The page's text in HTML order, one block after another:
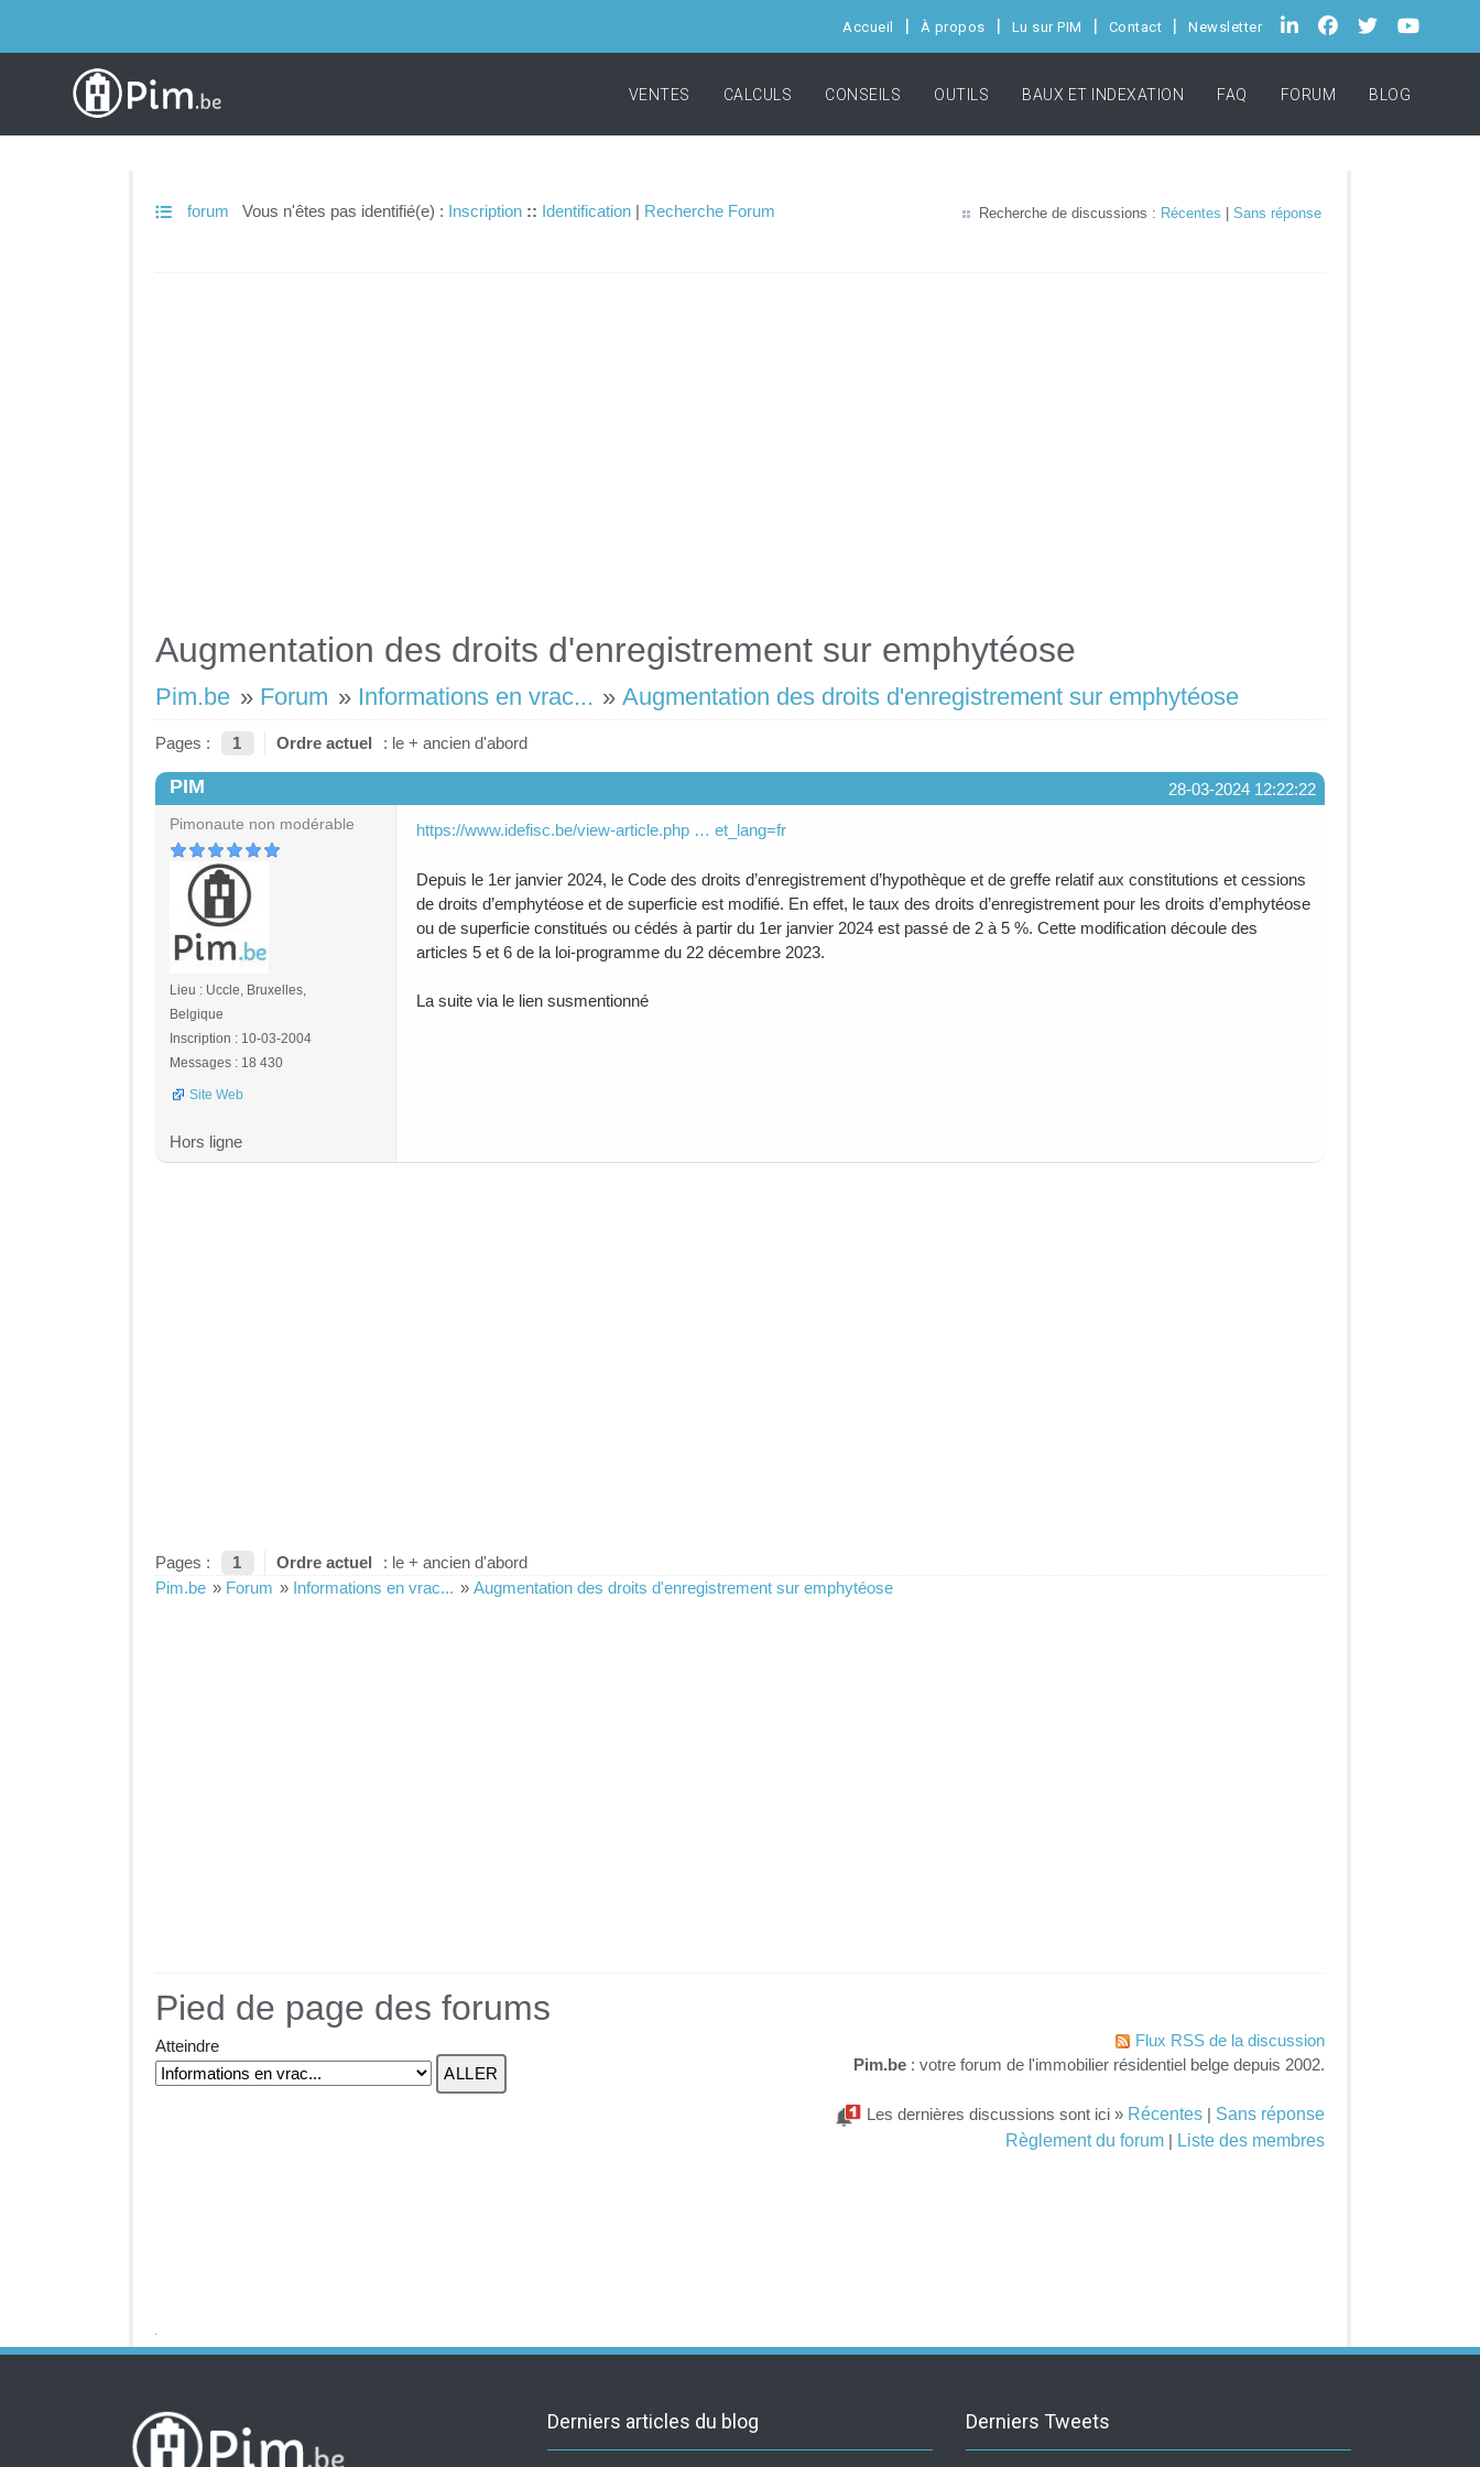
Accueil À propos Lu sur PIM Contact Newsletter
VENTES CALCULS CONSEILS OUTILS BAUX ET INDEXATION FAQ FORUM BLOG
forum Vous n'êtes pas identifié(e) : Inscription :: Identification | Recherche Forum Recherche de discussions : Récentes Sans réponse
Augmentation des droits d'enregistrement sur emphytéose
Pim.be » Forum » Informations en vrac... »Augmentation des droits d'enregistrement sur emphytéose
Pages : 1 Ordre actuel : le + ancien d'abord
28-03-2024 12:22:22
PIM
Pimonaute non modérable
Lieu : Uccle, Bruxelles,
Belgique
Inscription : 10-03-2004
Messages : 18 430
Site Web
https://www.idefisc.be/view-article.php … et_lang=fr
Depuis le 1er janvier 2024, le Code des droits d’enregistrement d’hypothèque et de greffe relatif aux constitutions et cessions
de droits d’emphytéose et de superficie est modifié. En effet, le taux des droits d’enregistrement pour les droits d’emphytéose
ou de superficie constitués ou cédés à partir du 1er janvier 2024 est passé de 2 à 5 %. Cette modification découle des
articles 5 et 6 de la loi-programme du 22 décembre 2023.
La suite via le lien susmentionné
Hors ligne
Pages : 1 Ordre actuel
: le + ancien d'abord
Pim.be » Forum » Informations en vrac... » Augmentation des droits d'enregistrement sur emphytéose
Pied de page des forums
Atteindre
Flux RSS de la discussion
Pim.be : votre forum de l'immobilier résidentiel belge depuis 2002.
Les dernières discussions sont ici » Récentes | Sans réponse
Règlement du forum | Liste des membres
Derniers articles du blog Derniers Tweets